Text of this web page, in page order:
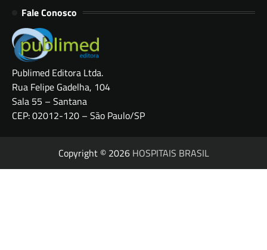
Fale Conosco
Publimed Editora Ltda.
Rua Felipe Gadelha, 104
Sala 55 – Santana
CEP: 02012-120 – São Paulo/SP
Copyright © 2026 HOSPITAIS BRASIL